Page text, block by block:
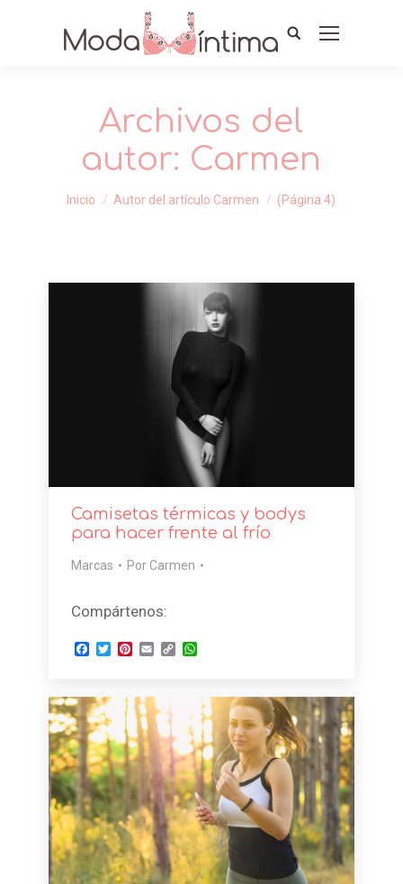
Archivos del
autor: Carmen
Estás aquí:
Inicio Autor del artículo Carmen (Página 4)
Camisetas térmicas y bodys
para hacer frente al frío
Marcas Por Carmen
Compártenos:
Facebook
TwitterPinterest
EmailCopyWhatsApp